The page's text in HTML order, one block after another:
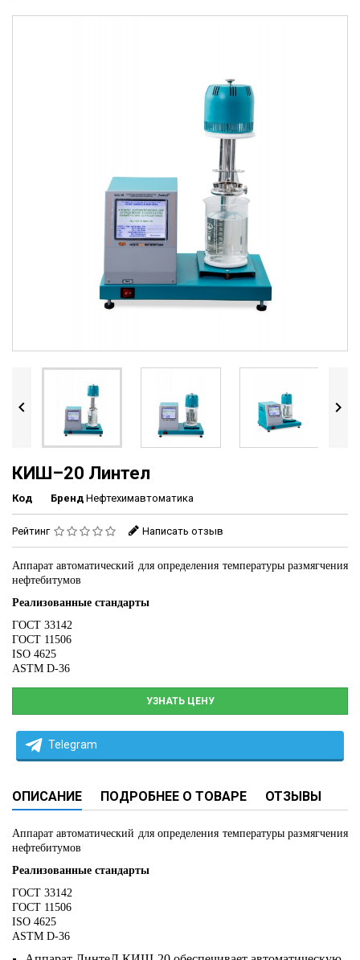
 
КИШ–20 Линтел
Код Бренд Нефтехимавтоматика
Рейтинг Написать отзыв
Аппарат автоматический для определения температуры размягчения
нефтебитумов
Реализованные стандарты
ГОСТ 33142
ГОСТ 11506
ISO 4625
ASTM D-36
УЗНАТЬ ЦЕНУ
Telegram
ОПИСАНИЕ ПОДРОБНЕЕ О ТОВАРЕ ОТЗЫВЫ
Аппарат автоматический для определения температуры размягчения
нефтебитумов
Реализованные стандарты
ГОСТ 33142
ГОСТ 11506
ISO 4625
ASTM D-36